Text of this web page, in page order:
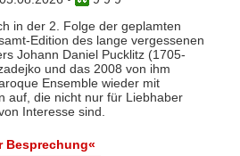
in der 2. Folge der geplamten
Edition des lange vergessenen
Johann Daniel Pucklitz (1705-
und das 2008 von ihm
Ensemble wieder mit
auf, die nicht nur für Liebhaber
Interesse sind.
Besprechung«